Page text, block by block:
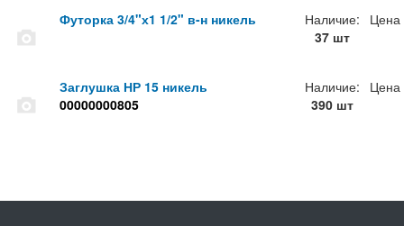
Футорка 3/4"х1 1/2" в-н никель
Наличие:
37 шт
Цена
Заглушка НР 15 никель
00000000805
Наличие:
390 шт
Цена